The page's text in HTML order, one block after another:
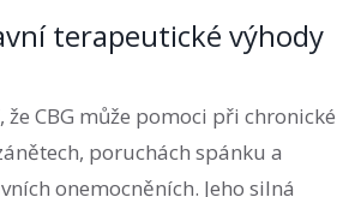
terapeutické výhody
CBG může pomoci při chronické
poruchách spánku a
onemocněních. Jeho silná